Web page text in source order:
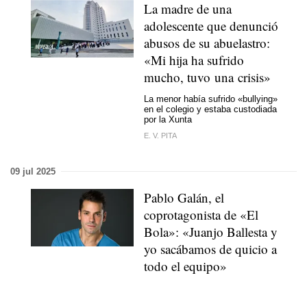
La madre de una
adolescente que denunció
abusos de su abuelastro:
«Mi hija ha sufrido
mucho, tuvo una crisis»
La menor había sufrido «bullying»
en el colegio y estaba custodiada
por la Xunta
E. V. PITA
09 jul 2025
Pablo Galán, el
coprotagonista de «El
Bola»: «Juanjo Ballesta y
yo sacábamos de quicio a
todo el equipo»